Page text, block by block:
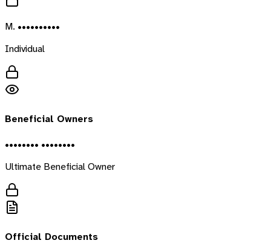
M. ••••••••••
Individual
Beneficial Owners
•••••••• ••••••••
Ultimate Beneficial Owner
Official Documents